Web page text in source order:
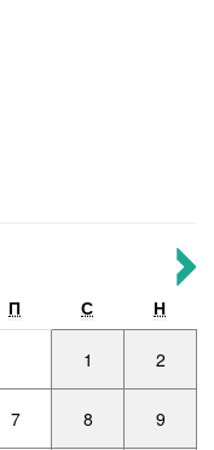
П С Н
1 2
7 8 9